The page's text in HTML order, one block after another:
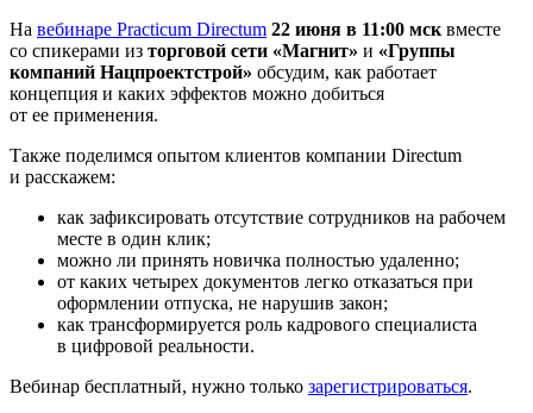
На вебинаре Practicum Directum 22 июня в 11:00 мск вместе
со спикерами из торговой сети «Магнит» и «Группы
компаний Нацпроектстрой» обсудим, как работает
концепция и каких эффектов можно добиться
от ее применения.
Также поделимся опытом клиентов компании Directum
и расскажем:
как зафиксировать отсутствие сотрудников на рабочем
месте в один клик;
можно ли принять новичка полностью удаленно;
от каких четырех документов легко отказаться при
оформлении отпуска, не нарушив закон;
как трансформируется роль кадрового специалиста
в цифровой реальности.
Вебинар бесплатный, нужно только зарегистрироваться.